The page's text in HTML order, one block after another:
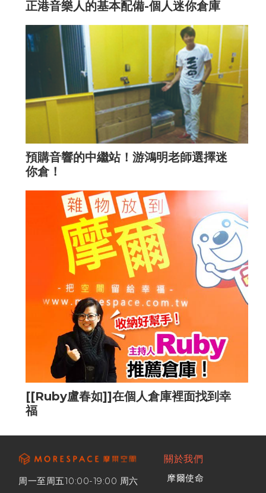
正港音樂人的基本配備-個人迷你倉庫
預購音響的中繼站！游鴻明老師選擇迷
你倉！
[[Ruby盧春如]]在個人倉庫裡面找到幸
福
周一至周五10:00-19:00 周六
關於我們
摩爾使命